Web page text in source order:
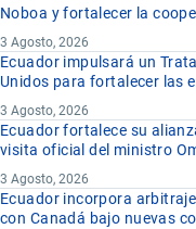
Noboa y fortalecer la
3 Agosto, 2026
Ecuador impulsará un
Unidos para fortalecer las
3 Agosto, 2026
Ecuador fortalece su
visita oficial del ministro
3 Agosto, 2026
Ecuador incorpora
con Canadá bajo nuevas